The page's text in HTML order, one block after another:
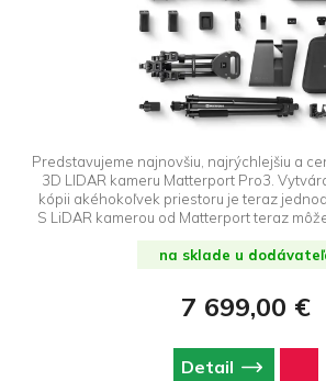
Predstavujeme najnovšiu, najrýchlejšiu a
3D LIDAR kameru Matterport Pro3.
kópii akéhokoľvek priestoru je teraz
S LiDAR kamerou od Matterport teraz
Matterport môžete zdieľať svoje digitálne
zlepšenie pracovných postupov,
zachytenú na Matterport
na sklade u
7 699,00 €
Detail